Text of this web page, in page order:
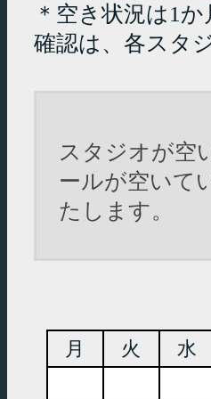
＊空き状況は1
確認は、各スタ
スタジオが空
ールが空いて
たします。
月 火 水